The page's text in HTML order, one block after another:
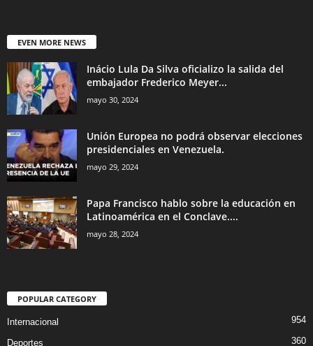
EVEN MORE NEWS
Inácio Lula Da Silva oficializo la salida del
embajador Frederico Meyer...
mayo 30, 2024
Unión Europea no podrá observar elecciones
presidenciales en Venezuela.
mayo 29, 2024
Papa Francisco hablo sobre la educación en
Latinoamérica en el Conclave....
mayo 28, 2024
POPULAR CATEGORY
Internacional 954
Deportes 360